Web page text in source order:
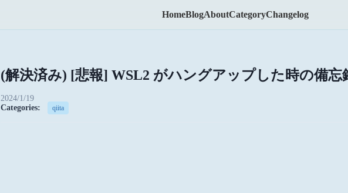
HomeBlogAboutCategoryChangelog
(解決済み) [悲報] WSL2 がハングアップした時の備忘
2024/1/19
Categories:
qiita